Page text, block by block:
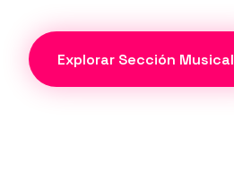
Explorar Sección Musical